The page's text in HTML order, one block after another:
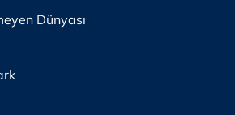
Dünyası